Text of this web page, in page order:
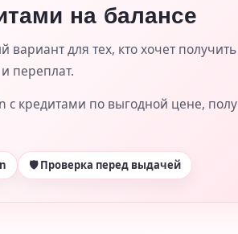
на балансе
для тех, кто хочет
переплат.
с кредитами по выгодной цене,
🛡 Проверка перед выдачей